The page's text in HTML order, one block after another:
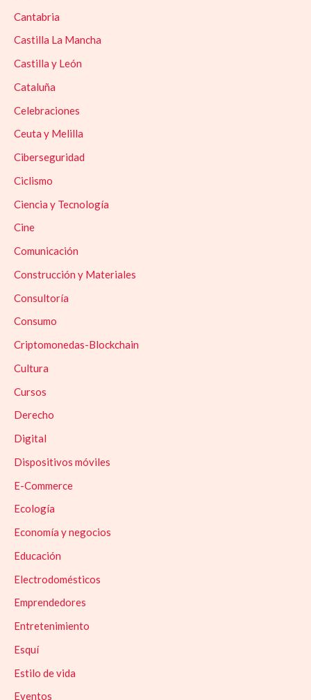
Cantabria
Castilla La Mancha
Castilla y León
Cataluña
Celebraciones
Ceuta y Melilla
Ciberseguridad
Ciclismo
Ciencia y Tecnología
Cine
Comunicación
Construcción y Materiales
Consultoría
Consumo
Criptomonedas-Blockchain
Cultura
Cursos
Derecho
Digital
Dispositivos móviles
E-Commerce
Ecología
Economía y negocios
Educación
Electrodomésticos
Emprendedores
Entretenimiento
Esquí
Estilo de vida
Eventos